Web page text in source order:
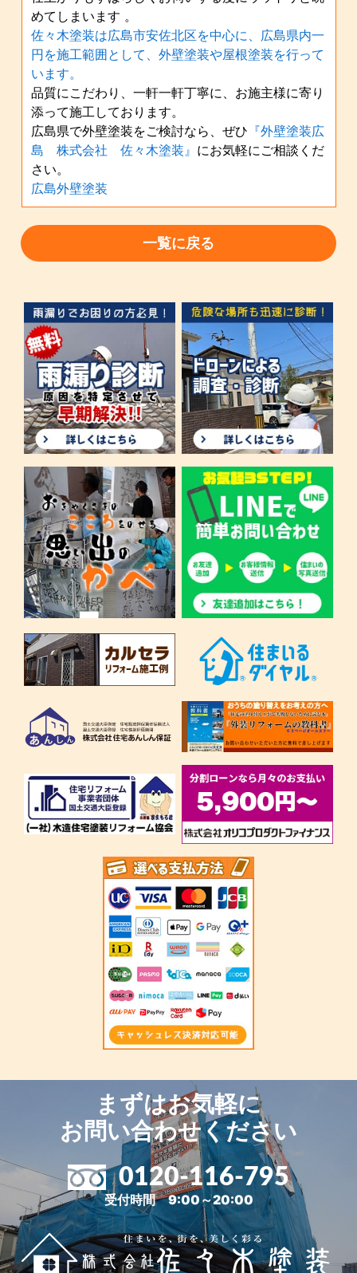
めてしまいます 。
佐々木塗装は広島市安佐北区を中心に、広島県内一
円を施工範囲として、外壁塗装や屋根塗装を行って
います。
品質にこだわり、一軒一軒丁寧に、お施主様に寄り
添って施工しております。
広島県で外壁塗装をご検討なら、ぜひ 『外壁塗装広
島 株式会社 佐々木塗装』 にお気軽にご相談くだ
さい。
広島外壁塗装
一覧に戻る
まずはお気軽に
お問い合わせください
0120-116-795
受付時間 9:00～20:00